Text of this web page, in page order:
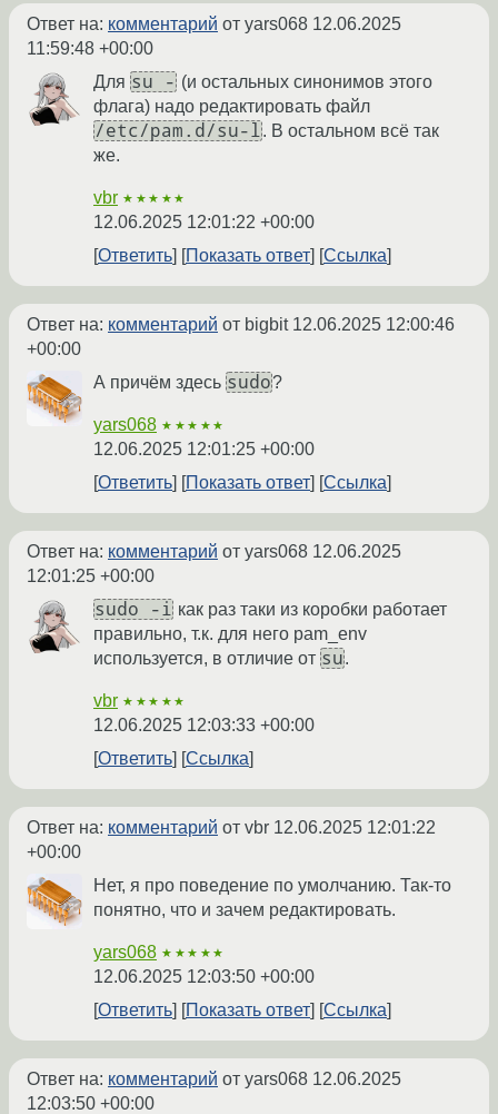
Ответ на: комментарий от yars068 12.06.2025
11:59:48 +00:00
Для su - (и остальных синонимов этого
флага) надо редактировать файл
/etc/pam.d/su-l . В остальном всё так
же.
vbr ★★★★★
12.06.2025 12:01:22 +00:00
Ответить
Показать ответ Ссылка
Ответ на: комментарий от bigbit 12.06.2025 12:00:46
+00:00
А причëм здесь sudo?
yars068 ★★★★★
12.06.2025 12:01:25 +00:00
Ответить
Показать ответ Ссылка
Ответ на: комментарий от yars068 12.06.2025
12:01:25 +00:00
sudo -i как раз таки из коробки работает
правильно, т.к. для него pam_env
используется, в отличие от su.
vbr ★★★★★
12.06.2025 12:03:33 +00:00
Ответить
Ссылка
Ответ на: комментарий от vbr 12.06.2025 12:01:22
+00:00
Нет, я про поведение по умолчанию. Так-то
понятно, что и зачем редактировать.
yars068 ★★★★★
12.06.2025 12:03:50 +00:00
Ответить
Показать ответ Ссылка
Ответ на: комментарий от yars068 12.06.2025
12:03:50 +00:00